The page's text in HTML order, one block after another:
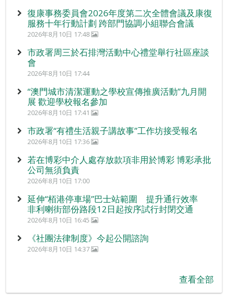
復康事務委員會2026年度第二次全體會議及康復
服務十年行動計劃 跨部門協調小組聯合會議
2026年8月10日 17:48
市政署周三於石排灣活動中心禮堂舉行社區座談
會
2026年8月10日 17:44
“澳門城市清潔運動之學校宣傳推廣活動”九月開
展 歡迎學校報名參加
2026年8月10日 17:41
市政署“有禮生活親子講故事”工作坊接受報名
2026年8月10日 17:36
若在博彩中介人處存放款項非用於博彩 博彩承批
公司無須負責
2026年8月10日 17:00
延伸“栢港停車場”巴士站範圍 提升通行效率
非利喇街部份路段12日起按序試行封閉交通
2026年8月10日 16:45
《社團法律制度》今起公開諮詢
2026年8月10日 14:37
查看全部